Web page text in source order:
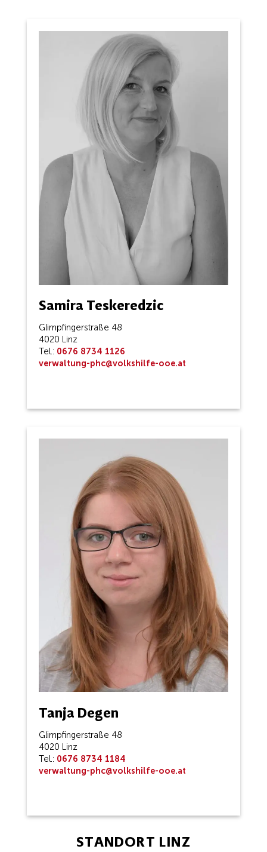
Samira Teskeredzic
Glimpfingerstraße 48
4020 Linz
Tel.: 0676 8734 1126
verwaltung-phc@volkshilfe-ooe.at
Tanja Degen
Glimpfingerstraße 48
4020 Linz
Tel.: 0676 8734 1184
verwaltung-phc@volkshilfe-ooe.at
STANDORT LINZ